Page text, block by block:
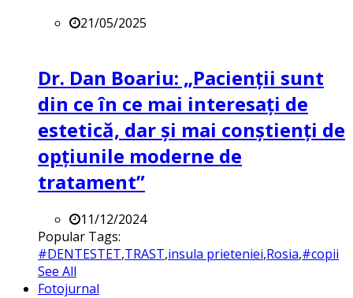
21/05/2025
Dr. Dan Boariu: „Pacienții sunt
din ce în ce mai interesați de
estetică, dar și mai conștienți de
opțiunile moderne de
tratament”
11/12/2024
Popular Tags:
#DENTESTET,TRAST,insula prieteniei,Rosia,#copii
See All
Fotojurnal